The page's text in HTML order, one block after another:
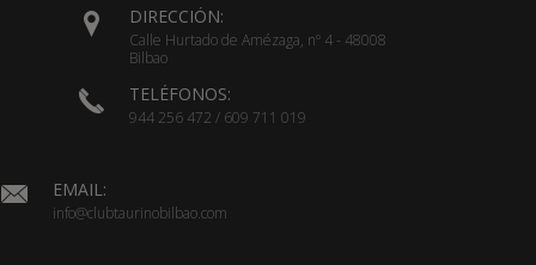
DIRECCIÓN:
Calle Hurtado de Amézaga, nº 4 - 48008
Bilbao
TELÉFONOS:
944 256 472 / 609 711 019
EMAIL:
info@clubtaurinobilbao.com